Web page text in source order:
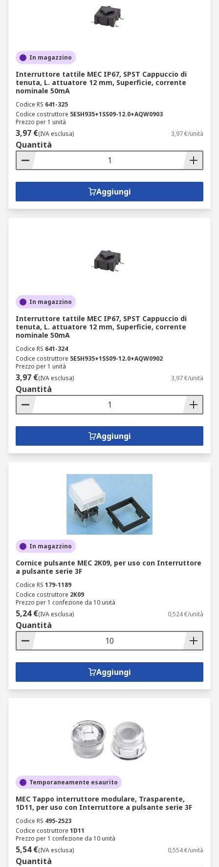
In magazzino
Interruttore tattile MEC IP67, SPST Cappuccio di
tenuta, L. attuatore 12 mm, Superficie, corrente
nominale 50mA
Codice RS 641-325
Codice costruttore 5ESH935+1SS09-12.0+AQW0903
Prezzo per 1 unità
3,97 €(IVA esclusa) 3,97 €/unità
Quantità
Aggiungi
In magazzino
Interruttore tattile MEC IP67, SPST Cappuccio di
tenuta, L. attuatore 12 mm, Superficie, corrente
nominale 50mA
Codice RS 641-324
Codice costruttore 5ESH935+1SS09-12.0+AQW0902
Prezzo per 1 unità
3,97 €(IVA esclusa) 3,97 €/unità
Quantità
Aggiungi
In magazzino
Cornice pulsante MEC 2K09, per uso con Interruttore
a pulsante serie 3F
Codice RS 179-1189
Codice costruttore 2K09
Prezzo per 1 confezione da 10 unità
5,24 €(IVA esclusa) 0,524 €/unità
Quantità
Aggiungi
Temporaneamente esaurito
MEC Tappo interruttore modulare, Trasparente,
1D11, per uso con Interruttore a pulsante serie 3F
Codice RS 495-2523
Codice costruttore 1D11
Prezzo per 1 confezione da 10 unità
5,54 €(IVA esclusa) 0,554 €/unità
Quantità